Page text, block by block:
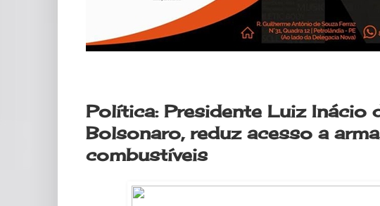
Política: Presidente Luiz Inácio
Bolsonaro, reduz acesso a
combustíveis